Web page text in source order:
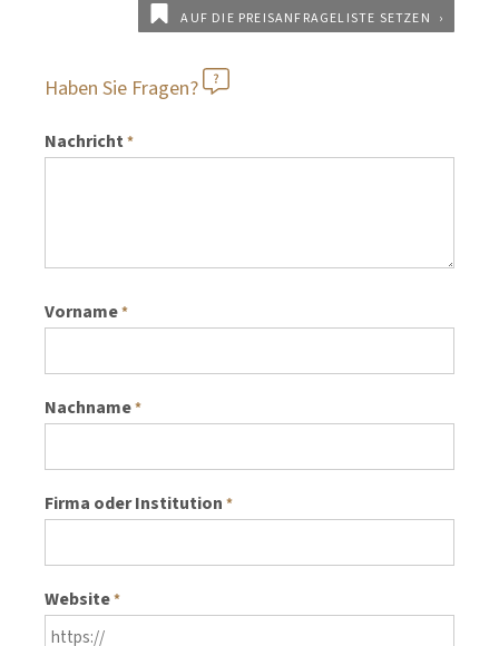
AUF DIE PREISANFRAGELISTE SETZEN
Haben Sie Fragen?
Nachricht*
Vorname*
Nachname*
Firma oder Institution *
Website*